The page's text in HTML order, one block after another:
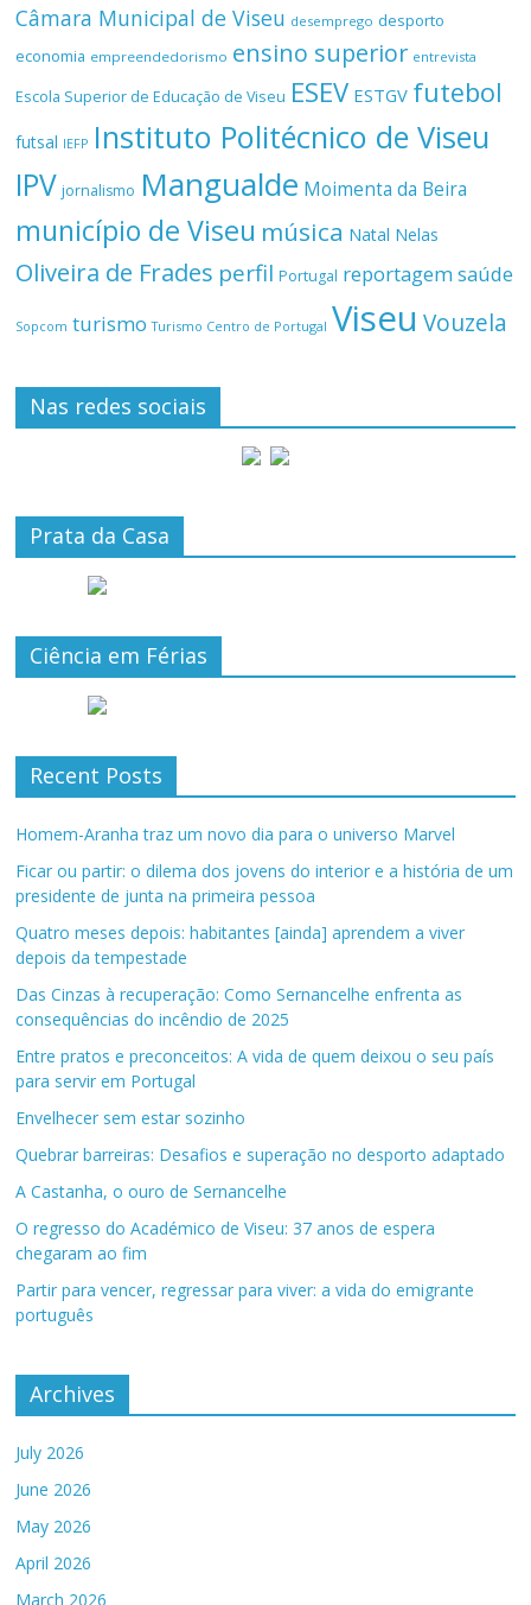
Câmara Municipal de Viseu desemprego desporto
economia empreendedorismo ensino superior entrevista
Escola Superior de Educação de Viseu ESEV ESTGV futebol
futsal IEFP Instituto Politécnico de Viseu
IPV jornalismo Mangualde Moimenta da Beira
município de Viseu música Natal Nelas
Oliveira de Frades perfil Portugal reportagemsaúde
Sopcom turismo Turismo Centro de Portugal Viseu Vouzela
Nas redes sociais
Prata da Casa
Ciência em Férias
Recent Posts
Homem-Aranha traz um novo dia para o universo Marvel
Ficar ou partir: o dilema dos jovens do interior e a história de um
presidente de junta na primeira pessoa
Quatro meses depois: habitantes [ainda] aprendem a viver
depois da tempestade
Das Cinzas à recuperação: Como Sernancelhe enfrenta as
consequências do incêndio de 2025
Entre pratos e preconceitos: A vida de quem deixou o seu país
para servir em Portugal
Envelhecer sem estar sozinho
Quebrar barreiras: Desafios e superação no desporto adaptado
A Castanha, o ouro de Sernancelhe
O regresso do Académico de Viseu: 37 anos de espera
chegaram ao fim
Partir para vencer, regressar para viver: a vida do emigrante
português
Archives
July 2026
June 2026
May 2026
April 2026
March 2026